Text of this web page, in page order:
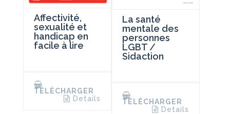
Affectivité,
sexualité et
handicap en
facile à lire
TÉLÉCHARGER
Details
La santé
mentale des
personnes
LGBT /
Sidaction
TÉLÉCHARGER
Details